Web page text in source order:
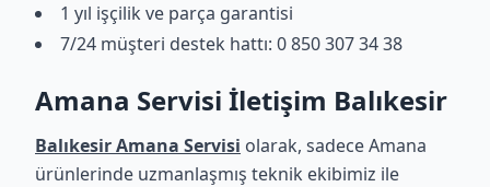
1 yıl işçilik ve parça garantisi
7/24 müşteri destek hattı: 0 850 307 34 38
Amana Servisi İletişim Balıkesir
Balıkesir Amana Servisi olarak, sadece Amana
ürünlerinde uzmanlaşmış teknik ekibimiz ile